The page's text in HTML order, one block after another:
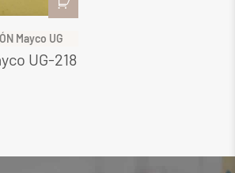
Mayco UG
UG-218